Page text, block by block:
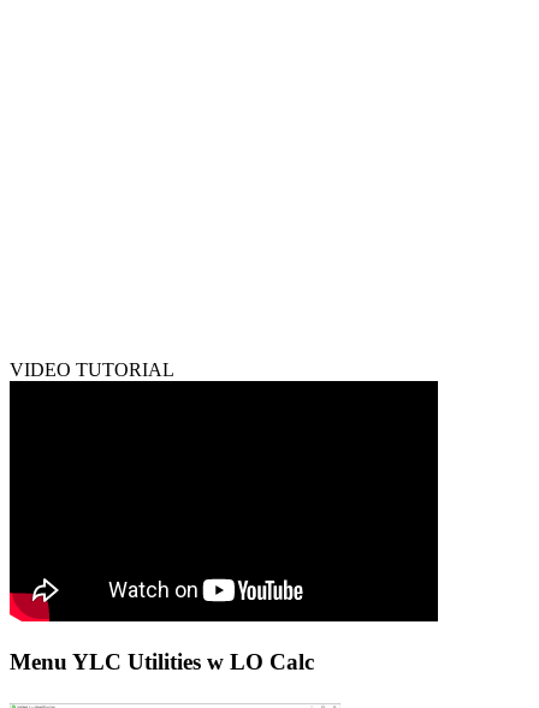
VIDEO TUTORIAL
Menu YLC Utilities w LO Calc